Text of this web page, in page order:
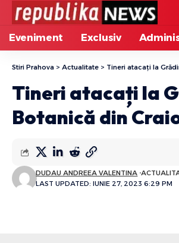
Eveniment Exclusiv
Stiri Prahova > Actualitate > Tineri atacați la
Tineri atacați la
Botanică din
LAST UPDATED: IUNIE 27, 2023 6:29 PM
DUDAU ANDREEA VALENTINA